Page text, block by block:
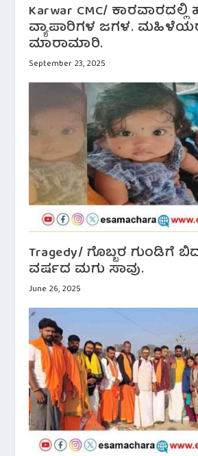
Karwar CMC/ ಕಾರವಾರದಲ್ಲಿ
ವ್ಯಾಪಾರಿಗಳ ಜಗಳ.
ಮಾರಾಮಾರಿ.
September 23, 2025
Tragedy/ ಗೊಬ್ಬರ ಗುಂಡಿಗೆ
ವರ್ಷದ ಮಗು ಸಾವು.
June 26, 2025